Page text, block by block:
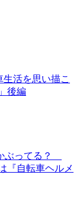
活を思い描こ
後編
ぶってる？
『自転車ヘルメ